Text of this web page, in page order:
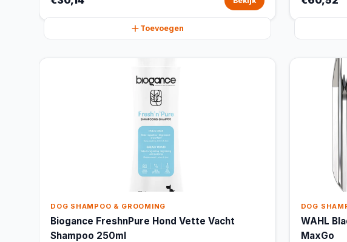
Toevoegen
DOG SHAMPOO & GROOMING
Biogance FreshnPure Hond Vette Vacht
Shampoo 250ml
DOG
WAHL
MaxGo